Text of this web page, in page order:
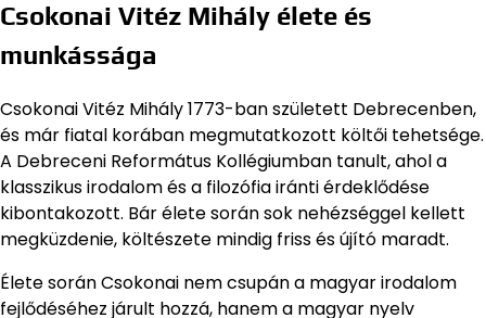
Csokonai Vitéz Mihály élete és
munkássága
Csokonai Vitéz Mihály 1773-ban született Debrecenben,
és már fiatal korában megmutatkozott költői tehetsége.
A Debreceni Református Kollégiumban tanult, ahol a
klasszikus irodalom és a filozófia iránti érdeklődése
kibontakozott. Bár élete során sok nehézséggel kellett
megküzdenie, költészete mindig friss és újító maradt.
Élete során Csokonai nem csupán a magyar irodalom
fejlődéséhez járult hozzá, hanem a magyar nyelv